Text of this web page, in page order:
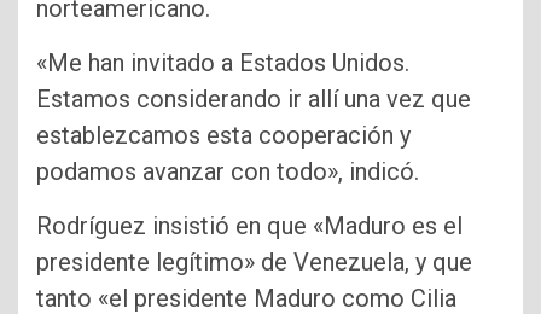
norteamericano.
«Me han invitado a Estados Unidos.
Estamos considerando ir allí una vez que
establezcamos esta cooperación y
podamos avanzar con todo», indicó.
Rodríguez insistió en que «Maduro es el
presidente legítimo» de Venezuela, y que
tanto «el presidente Maduro como Cilia